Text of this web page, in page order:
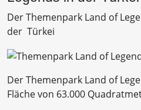
Der Themenpark Land of
der Türkei
Der Themenpark Land of
Fläche von 63.000